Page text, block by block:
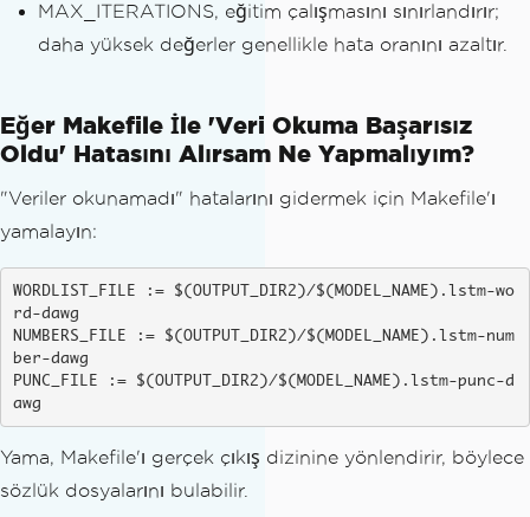
MAX_ITERATIONS, eğitim çalışmasını sınırlandırır;
daha yüksek değerler genellikle hata oranını azaltır.
Eğer Makefile İle 'Veri Okuma Başarısız
Oldu' Hatasını Alırsam Ne Yapmalıyım?
"Veriler okunamadı" hatalarını gidermek için Makefile'ı
yamalayın:
WORDLIST_FILE := $(OUTPUT_DIR2)/$(MODEL_NAME).lstm-wo
rd-dawg
NUMBERS_FILE := $(OUTPUT_DIR2)/$(MODEL_NAME).lstm-num
ber-dawg
PUNC_FILE := $(OUTPUT_DIR2)/$(MODEL_NAME).lstm-punc-d
awg
Yama, Makefile'ı gerçek çıkış dizinine yönlendirir, böylece
sözlük dosyalarını bulabilir.